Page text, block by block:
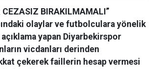
CEZASIZ BIRAKILMAMALI”
olaylar ve futbolculara yönelik
yapan Diyarbekirspor
vicdanları derinden
çekerek faillerin hesap vermesi